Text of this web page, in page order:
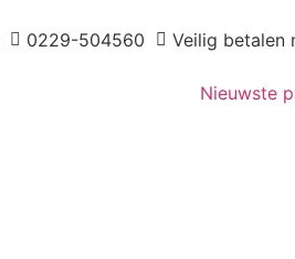
0229-504560 Veilig betalen
Nieuwste